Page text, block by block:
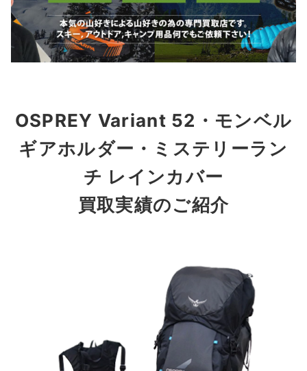
OSPREY Variant 52・モンベル
ギアホルダー・ミステリーラン
チ レインカバー
買取実績のご紹介